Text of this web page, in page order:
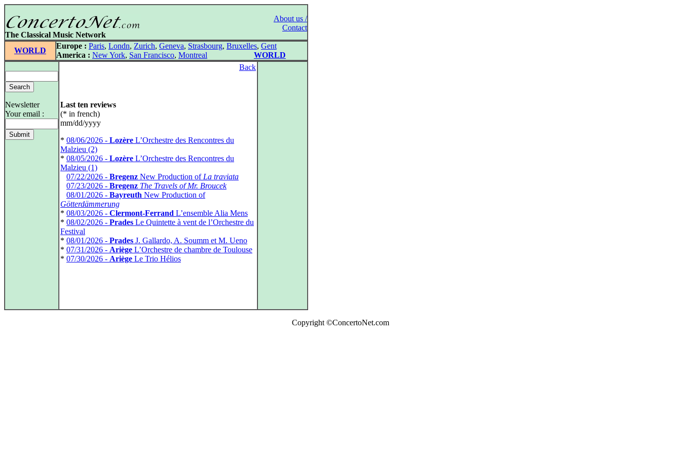
About us /
Contact
The Classical Music Network
WORLD
Europe : Paris, Londn, Zurich, Geneva, Strasbourg, Bruxelles, Gent
America : New York, San Francisco, Montreal WORLD
Newsletter
Your email :
Back
Last ten reviews
(* in french)
mm/dd/yyyy
* 08/06/2026 - Lozère L’Orchestre des Rencontres du
Malzieu (2)
* 08/05/2026 - Lozère L’Orchestre des Rencontres du
Malzieu (1)
07/22/2026 - Bregenz New Production of La traviata
07/23/2026 - Bregenz The Travels of Mr. Broucek
08/01/2026 - Bayreuth New Production of
Götterdämmerung
* 08/03/2026 - Clermont-Ferrand L’ensemble Alia Mens
* 08/02/2026 - Prades Le Quintette à vent de l’Orchestre du
Festival
* 08/01/2026 - Prades J. Gallardo, A. Soumm et M. Ueno
* 07/31/2026 - Ariège L’Orchestre de chambre de Toulouse
* 07/30/2026 - Ariège Le Trio Hélios
Copyright ©ConcertoNet.com